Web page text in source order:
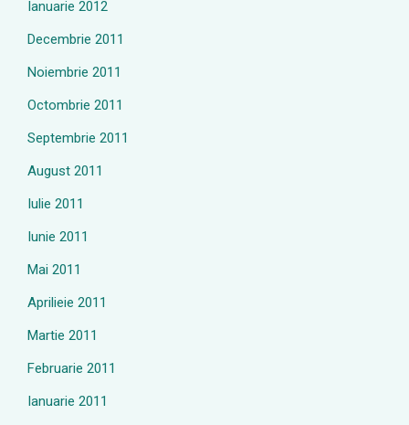
Ianuarie 2012
Decembrie 2011
Noiembrie 2011
Octombrie 2011
Septembrie 2011
August 2011
Iulie 2011
Iunie 2011
Mai 2011
Aprilieie 2011
Martie 2011
Februarie 2011
Ianuarie 2011